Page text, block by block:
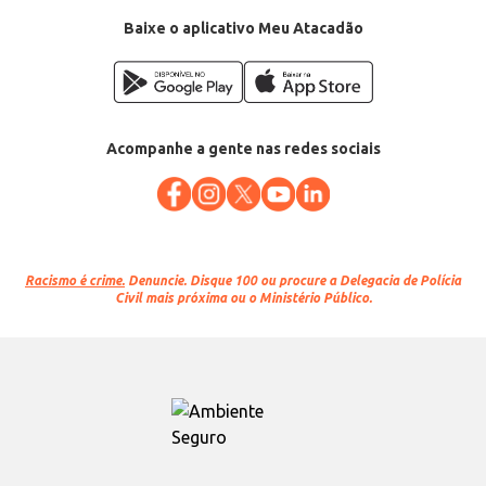
Baixe o aplicativo Meu Atacadão
Acompanhe a gente nas redes sociais
Racismo é crime. Denuncie. Disque 100 ou procure a Delegacia de Polícia
Civil mais próxima ou o Ministério Público.